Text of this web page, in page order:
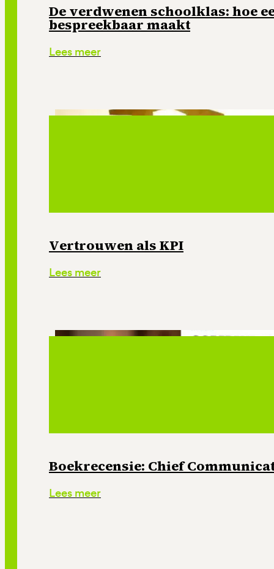
De verdwenen schoolklas: hoe
bespreekbaar maakt
Lees meer
Vertrouwen als KPI
Lees meer
Boekrecensie: Chief
Lees meer